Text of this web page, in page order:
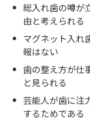
総入れ歯の噂が
由と考えられる
マグネット入れ
報はない
歯の整え方が仕
と見られる
芸能人が歯に注
するためである